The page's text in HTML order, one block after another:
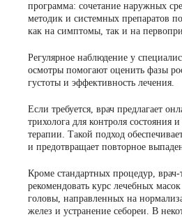
программа: сочетание наружных
методик и системных препаратов
как на симптомы, так и на
Регулярное наблюдение у
осмотры помогают оценить фазы
густоты и эффективность лечения.
Если требуется, врач предлагает
трихолога для контроля состояния
терапии. Такой подход
и предотвращает повторное
Кроме стандартных процедур,
рекомендовать курс лечебных
головы, направленных на
желез и устранение себореи. В